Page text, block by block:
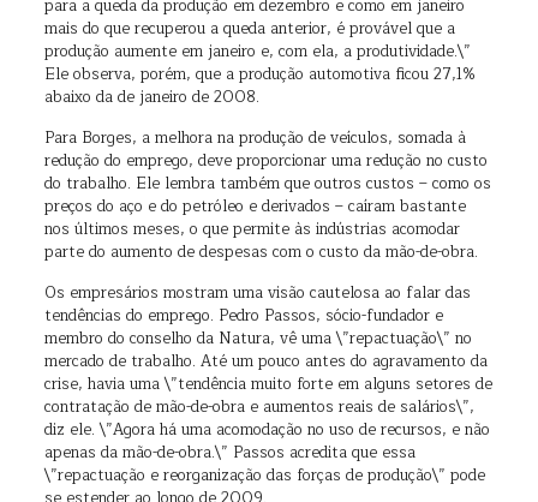
para a queda da produção em dezembro e como em janeiro
mais do que recuperou a queda anterior, é provável que a
produção aumente em janeiro e, com ela, a produtividade.\”
Ele observa, porém, que a produção automotiva ficou 27,1%
abaixo da de janeiro de 2008.
Para Borges, a melhora na produção de veículos, somada à
redução do emprego, deve proporcionar uma redução no custo
do trabalho. Ele lembra também que outros custos – como os
preços do aço e do petróleo e derivados – caíram bastante
nos últimos meses, o que permite às indústrias acomodar
parte do aumento de despesas com o custo da mão-de-obra.
Os empresários mostram uma visão cautelosa ao falar das
tendências do emprego. Pedro Passos, sócio-fundador e
membro do conselho da Natura, vê uma \”repactuação\” no
mercado de trabalho. Até um pouco antes do agravamento da
crise, havia uma \”tendência muito forte em alguns setores de
contratação de mão-de-obra e aumentos reais de salários\”,
diz ele. \”Agora há uma acomodação no uso de recursos, e não
apenas da mão-de-obra.\” Passos acredita que essa
\”repactuação e reorganização das forças de produção\” pode